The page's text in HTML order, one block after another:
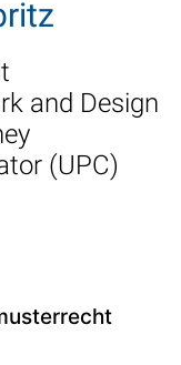
and Design
(UPC)